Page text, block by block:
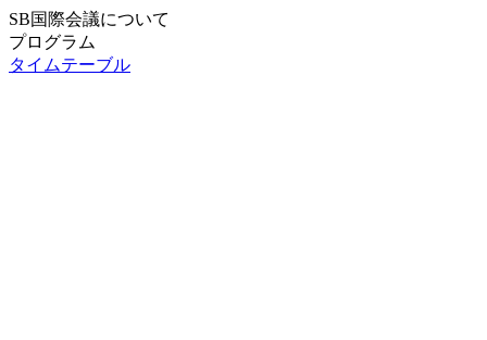
SB国際会議について
SB国際会議について TOP
プログラム
プログラム TOP
タイムテーブル